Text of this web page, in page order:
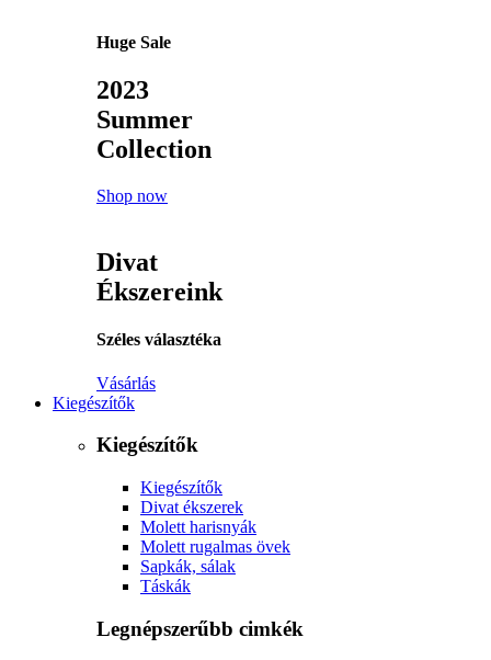
Huge Sale
2023
Summer
Collection
Shop now
Divat
Ékszereink
Széles választéka
Vásárlás
Kiegészítők
Kiegészítők
Kiegészítők
Divat ékszerek
Molett harisnyák
Molett rugalmas övek
Sapkák, sálak
Táskák
Legnépszerűbb cimkék